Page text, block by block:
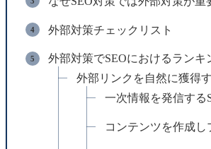
外部対策チェックリスト
外部対策でSEOにおけるラン
外部リンクを自然に獲得
一次情報を発信する
コンテンツを作成